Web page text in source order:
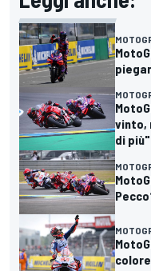
vinto,
di più"